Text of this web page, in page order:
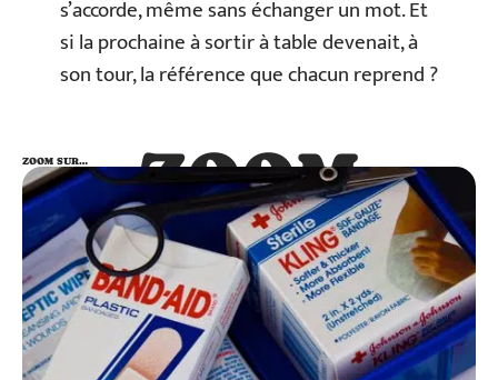
s’accorde, même sans échanger un mot. Et
si la prochaine à sortir à table devenait, à
son tour, la référence que chacun reprend ?
ZOOM
SUR…
ZOOM SUR…